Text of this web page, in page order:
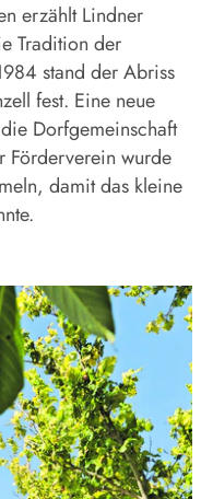
erzählt Lindner
Tradition der
stand der Abriss
fest. Eine neue
Dorfgemeinschaft
Förderverein wurde
damit das kleine